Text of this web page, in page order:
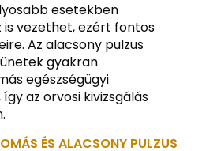
esetekben
is vezethet, ezért fontos
Az alacsony pulzus
gyakran
egészségügyi
az orvosi kivizsgálás
ÉS ALACSONY PULZUS